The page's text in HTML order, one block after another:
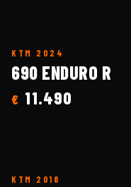
KTM 2024
690 ENDURO R
€ 11.490
KTM 2018